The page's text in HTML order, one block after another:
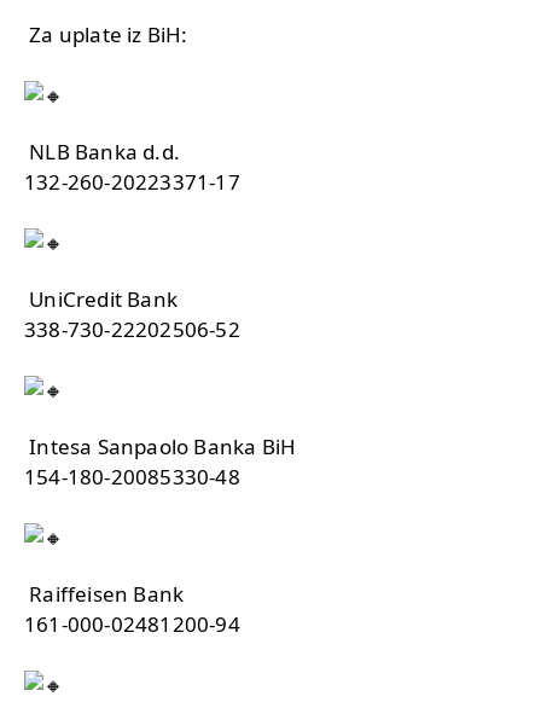
Za uplate iz BiH:
NLB Banka d.d.
132-260-20223371-17
UniCredit Bank
338-730-22202506-52
Intesa Sanpaolo Banka BiH
154-180-20085330-48
Raiffeisen Bank
161-000-02481200-94